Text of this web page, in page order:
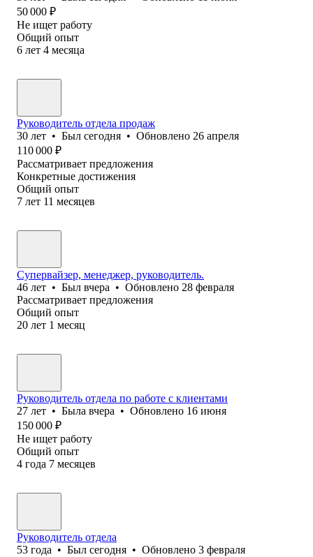
50 000 ₽
Не ищет работу
Общий опыт
6 лет 4 месяца
Руководитель отдела продаж
30 лет • Был сегодня • Обновлено 26 апреля
110 000 ₽
Рассматривает предложения
Конкретные достижения
Общий опыт
7 лет 11 месяцев
Супервайзер, менеджер, руководитель.
46 лет • Был вчера • Обновлено 28 февраля
Рассматривает предложения
Общий опыт
20 лет 1 месяц
Руководитель отдела по работе с клиентами
27 лет • Была вчера • Обновлено 16 июня
150 000 ₽
Не ищет работу
Общий опыт
4 года 7 месяцев
Руководитель отдела
53 года • Был сегодня • Обновлено 3 февраля